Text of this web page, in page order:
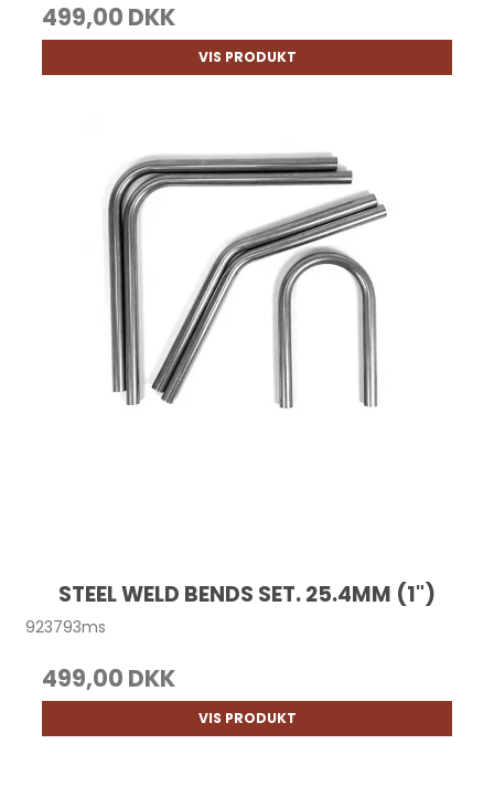
499,00 DKK
VIS PRODUKT
STEEL WELD BENDS SET. 25.4MM (1")
923793ms
499,00 DKK
VIS PRODUKT